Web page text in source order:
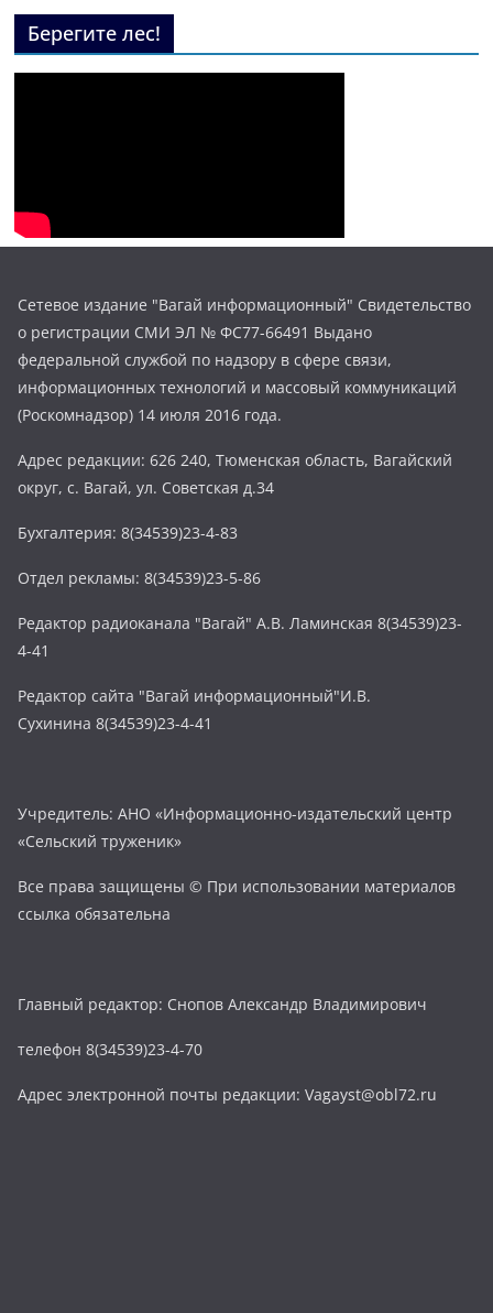
Берегите лес!
Сетевое издание "Вагай информационный" Свидетельство
о регистрации СМИ ЭЛ № ФС77-66491 Выдано
федеральной службой по надзору в сфере связи,
информационных технологий и массовый коммуникаций
(Роскомнадзор) 14 июля 2016 года.
Адрес редакции: 626 240, Тюменская область, Вагайский
округ, с. Вагай, ул. Советская д.34
Бухгалтерия: 8(34539)23-4-83
Отдел рекламы: 8(34539)23-5-86
Редактор радиоканала "Вагай" А.В. Ламинская 8(34539)23-
4-41
Редактор сайта "Вагай информационный"И.В.
Сухинина 8(34539)23-4-41
Учредитель: АНО «Информационно-издательский центр
«Сельский труженик»
Все права защищены © При использовании материалов
ссылка обязательна
Главный редактор: Снопов Александр Владимирович
телефон 8(34539)23-4-70
Адрес электронной почты редакции: Vagayst@obl72.ru